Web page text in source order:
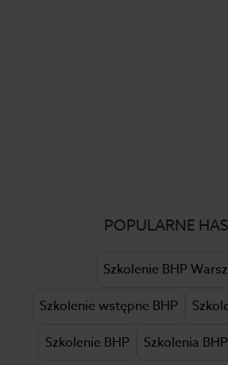
POPULARNE
Szkolenie BHP
Szkolenie wstępne BHP
Szkolenie BHP
Szkolenia